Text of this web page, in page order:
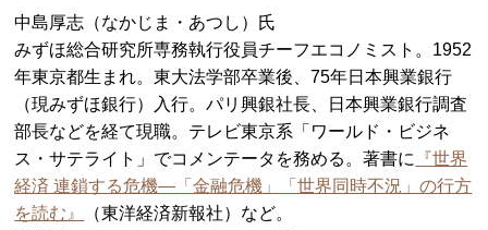
中島厚志（なかじま・あつし）氏
みずほ総合研究所専務執行役員チーフエコノミスト。1952
年東京都生まれ。東大法学部卒業後、75年日本興業銀行
（現みずほ銀行）入行。パリ興銀社長、日本興業銀行調査
部長などを経て現職。テレビ東京系「ワールド・ビジネ
ス・サテライト」でコメンテータを務める。著書に
『世界
経済 連鎖する危機―「金融危機」「世界同時不況」の行方
を読む』
（東洋経済新報社）など。